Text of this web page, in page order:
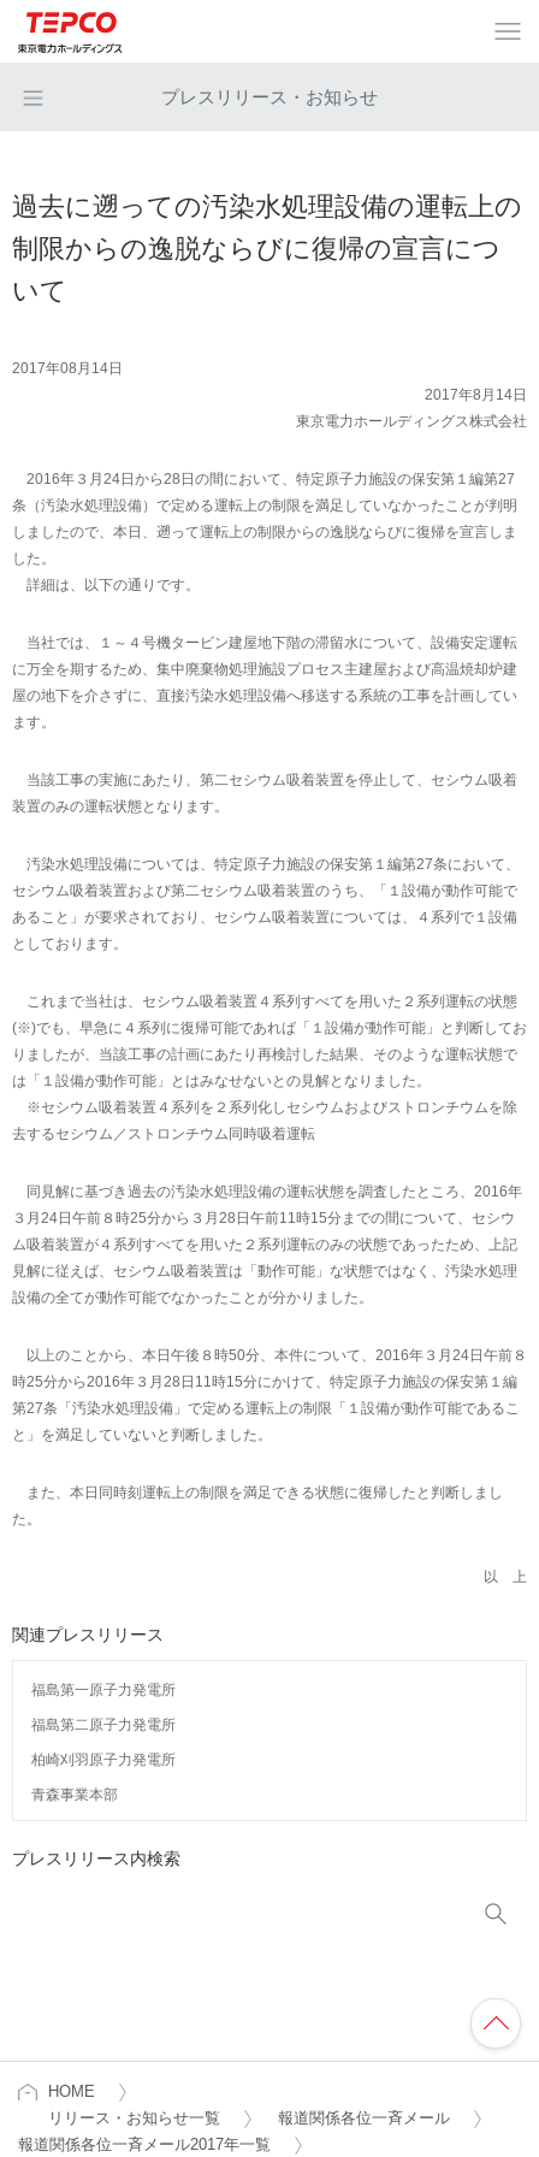
プレスリリース・お知らせ
過去に遡っての汚染水処理設備の運転上の
制限からの逸脱ならびに復帰の宣言につ
いて
2017年08月14日
2017年8月14日
東京電力ホールディングス株式会社
2016年３月24日から28日の間において、特定原子力施設の保安第１編第27
条（汚染水処理設備）で定める運転上の制限を満足していなかったことが判明
しましたので、本日、遡って運転上の制限からの逸脱ならびに復帰を宣言しま
した。
詳細は、以下の通りです。
当社では、１～４号機タービン建屋地下階の滞留水について、設備安定運転
に万全を期するため、集中廃棄物処理施設プロセス主建屋および高温焼却炉建
屋の地下を介さずに、直接汚染水処理設備へ移送する系統の工事を計画してい
ます。
当該工事の実施にあたり、第二セシウム吸着装置を停止して、セシウム吸着
装置のみの運転状態となります。
汚染水処理設備については、特定原子力施設の保安第１編第27条において、
セシウム吸着装置および第二セシウム吸着装置のうち、「１設備が動作可能で
あること」が要求されており、セシウム吸着装置については、４系列で１設備
としております。
これまで当社は、セシウム吸着装置４系列すべてを用いた２系列運転の状態
(※)でも、早急に４系列に復帰可能であれば「１設備が動作可能」と判断してお
りましたが、当該工事の計画にあたり再検討した結果、そのような運転状態で
は「１設備が動作可能」とはみなせないとの見解となりました。
※セシウム吸着装置４系列を２系列化しセシウムおよびストロンチウムを除
去するセシウム／ストロンチウム同時吸着運転
同見解に基づき過去の汚染水処理設備の運転状態を調査したところ、2016年
３月24日午前８時25分から３月28日午前11時15分までの間について、セシウ
ム吸着装置が４系列すべてを用いた２系列運転のみの状態であったため、上記
見解に従えば、セシウム吸着装置は「動作可能」な状態ではなく、汚染水処理
設備の全てが動作可能でなかったことが分かりました。
以上のことから、本日午後８時50分、本件について、2016年３月24日午前８
時25分から2016年３月28日11時15分にかけて、特定原子力施設の保安第１編
第27条「汚染水処理設備」で定める運転上の制限「１設備が動作可能であるこ
と」を満足していないと判断しました。
また、本日同時刻運転上の制限を満足できる状態に復帰したと判断しまし
た。
以 上
関連プレスリリース
福島第一原子力発電所
福島第二原子力発電所
柏崎刈羽原子力発電所
青森事業本部
プレスリリース内検索
HOME
リリース・お知らせ一覧
報道関係各位一斉メール
報道関係各位一斉メール2017年一覧